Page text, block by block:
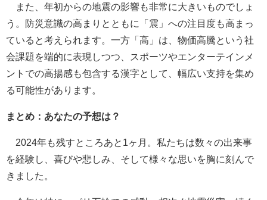
また、年初からの地震の影響も非常に大きいものでしょ
う。防災意識の高まりとともに「震」への注目度も高まっ
ていると考えられます。一方「高」は、物価高騰という社
会課題を端的に表現しつつ、スポーツやエンターテインメ
ントでの高揚感も包含する漢字として、幅広い支持を集め
る可能性があります。
まとめ：あなたの予想は？
2024年も残すところあと1ヶ月。私たちは数々の出来事
を経験し、喜びや悲しみ、そして様々な思いを胸に刻んで
きました。